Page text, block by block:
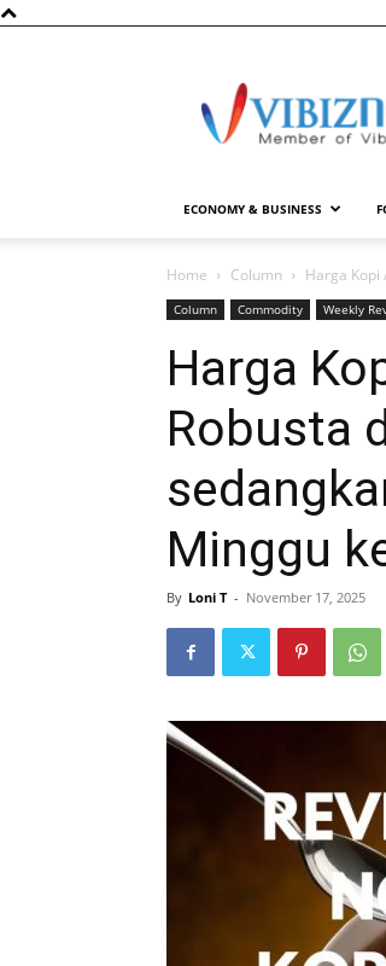
ECONOMY & BUSINESS
Home Column Harga Kopi
Column Commodity Weekly
Harga
Robusta
Minggu
By Loni T - November 17, 2025